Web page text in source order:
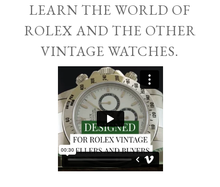
LEARN THE WORLD OF
ROLEX AND THE OTHER
VINTAGE WATCHES.